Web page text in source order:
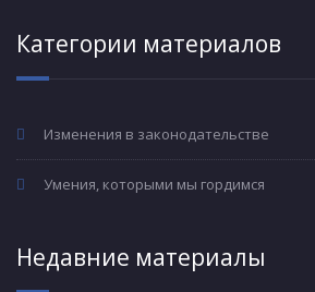
Категории материалов
Изменения в законодательстве
Умения, которыми мы гордимся
Недавние материалы